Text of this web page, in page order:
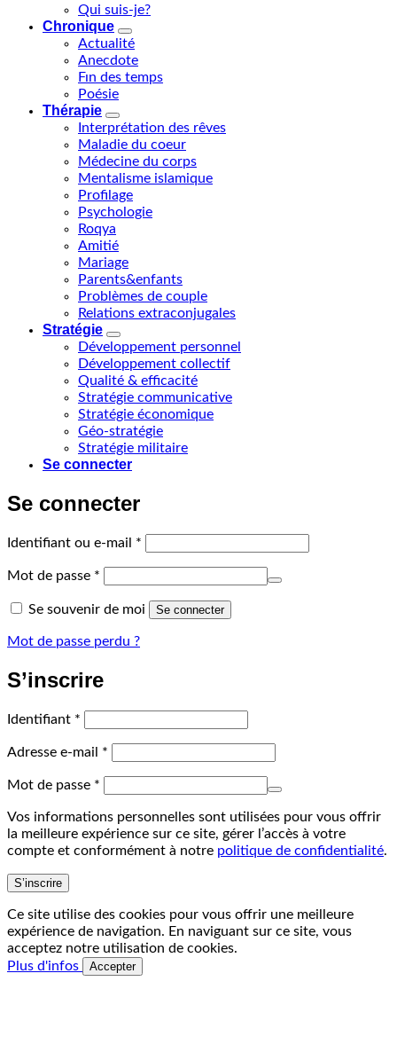
Qui suis-je?
Chronique
Actualité
Anecdote
Fın des temps
Poésie
Thérapie
Interprétation des rêves
Maladie du coeur
Médecine du corps
Mentalisme islamique
Profilage
Psychologie
Roqya
Amitié
Mariage
Parents&enfants
Problèmes de couple
Relations extraconjugales
Stratégie
Développement personnel
Développement collectif
Qualité & efficacité
Stratégie communicative
Stratégie économique
Géo-stratégie
Stratégie militaire
Se connecter
Se connecter
Identifiant ou e-mail *
Mot de passe *
Se souvenir de moi Se connecter
Mot de passe perdu ?
S’inscrire
Identifiant *
Adresse e-mail *
Mot de passe *
Vos informations personnelles sont utilisées pour vous offrir
la meilleure expérience sur ce site, gérer l’accès à votre
compte et conformément à notre politique de confidentialité.
S’inscrire
Ce site utilise des cookies pour vous offrir une meilleure
expérience de navigation. En naviguant sur ce site, vous
acceptez notre utilisation de cookies.
Plus d'infos
Accepter